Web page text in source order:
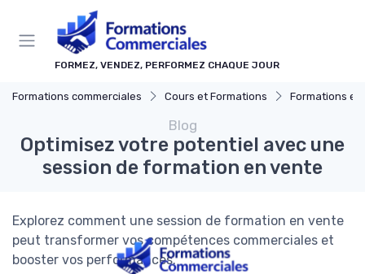
FORMEZ, VENDEZ, PERFORMEZ CHAQUE JOUR
Formations commerciales Cours et Formations Formations en
Blog
Optimisez votre potentiel avec une
session de formation en vente
Explorez comment une session de formation en vente
peut transformer vos compétences commerciales et
booster vos performances.
Panneau de gestion des cookies